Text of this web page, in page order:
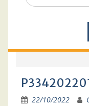
22/10/2022